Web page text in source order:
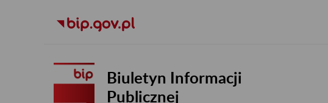
Biuletyn Informacji
Publicznej